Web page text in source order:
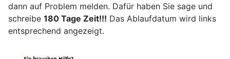
dann auf Problem melden. Dafür haben Sie sage und
schreibe 180 Tage Zeit!!! Das Ablaufdatum wird links
entsprechend angezeigt.